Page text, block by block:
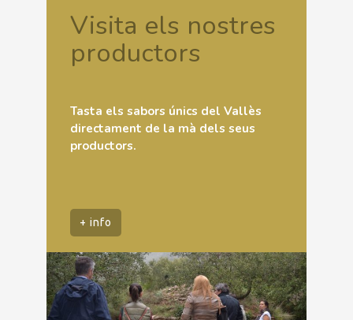
Visita els nostres
productors
Tasta els sabors únics del Vallès
directament de la mà dels seus
productors.
+ info